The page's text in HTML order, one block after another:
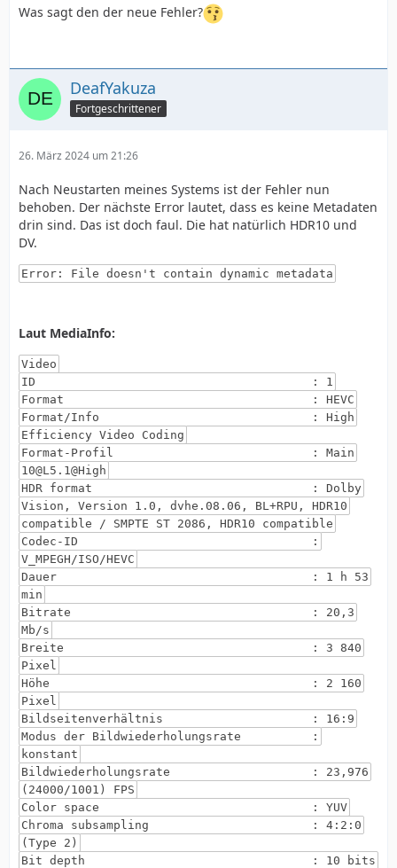
Was sagt den der neue Fehler?
DeafYakuza
Fortgeschrittener
26. März 2024 um 21:26
Nach Neustarten meines Systems ist der Fehler nun
behoben. Der nächste Error lautet, dass es keine Metadaten
drin sind. Das ist doch faul. Die hat natürlich HDR10 und
DV.
Error: File doesn't contain dynamic metadata
Laut MediaInfo:
Video
ID : 1
Format : HEVC
Format/Info : High
Efficiency Video Coding
Format-Profil : Main
10@L5.1@High
HDR format : Dolby
Vision, Version 1.0, dvhe.08.06, BL+RPU, HDR10
compatible / SMPTE ST 2086, HDR10 compatible
Codec-ID :
V_MPEGH/ISO/HEVC
Dauer : 1 h 53
min
Bitrate : 20,3
Mb/s
Breite : 3 840
Pixel
Höhe : 2 160
Pixel
Bildseitenverhältnis : 16:9
Modus der Bildwiederholungsrate :
konstant
Bildwiederholungsrate : 23,976
(24000/1001) FPS
Color space : YUV
Chroma subsampling : 4:2:0
(Type 2)
Bit depth : 10 bits